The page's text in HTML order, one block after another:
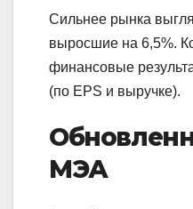
Сильнее рынка
выросшие на 6,5%.
финансовые
(по EPS и выручке).
МЭА